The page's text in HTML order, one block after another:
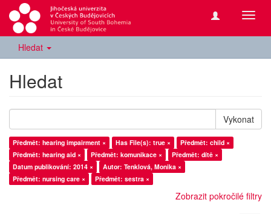
Hledat
Hledat
Vykonat
Předmět: hearing impairment × Has File(s): true ×
Předmět: child ×
Předmět: hearing aid ×
Předmět: komunikace ×
Předmět: dítě ×
Datum publikování: 2014 ×
Autor: Tenklová, Monika ×
Předmět: nursing care ×
Předmět: sestra ×
Zobrazit pokročilé filtry